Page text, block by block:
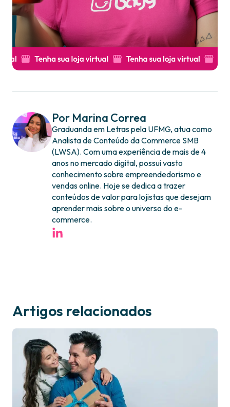
Por Marina Correa
Graduanda em Letras pela UFMG, atua como
Analista de Conteúdo da Commerce SMB
(LWSA). Com uma experiência de mais de 4
anos no mercado digital, possui vasto
conhecimento sobre empreendedorismo e
vendas online. Hoje se dedica a trazer
conteúdos de valor para lojistas que desejam
aprender mais sobre o universo do e-
commerce.
Artigos relacionados